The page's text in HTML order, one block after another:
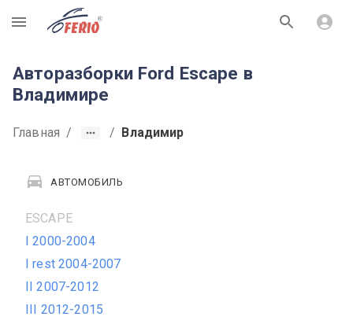
R
Авторазборки Ford Escape в
Владимире
Главная / / Владимир
АВТОМОБИЛЬ
ESCAPE
I 2000-2004
I rest 2004-2007
II 2007-2012
III 2012-2015